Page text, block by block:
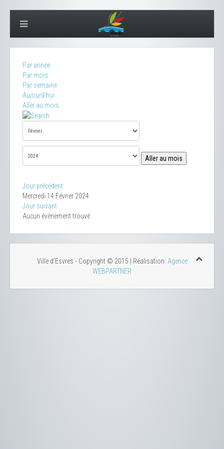
Par année
Par mois
Par semaine
Aujourd'hui
Aller au mois
Aller au mois
Jour précédent
Mercredi 14 Février 2024
Jour suivant
Aucun évènement trouvé
Ville d'Esvres - Copyright © 2015 | Réalisation: Agence
WEBPARTNER